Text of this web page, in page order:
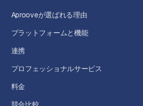
Aprooveが選ばれる理由
プラットフォームと機能
連携
プロフェッショナルサービス
料金